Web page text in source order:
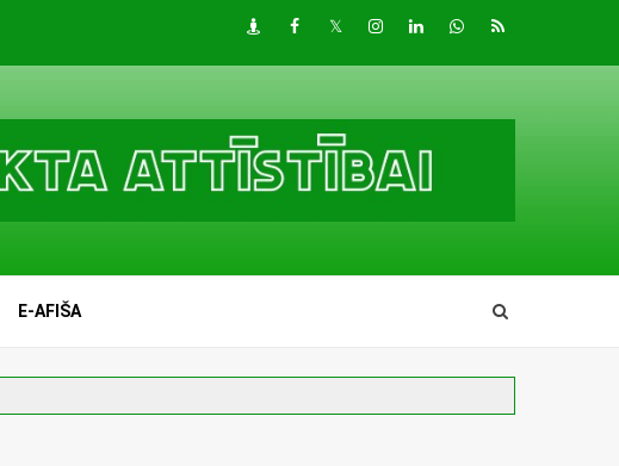
DraugiemFacebook
TwitterInstagram
LinkedInwhatsapp
RSS
E-AFIŠA